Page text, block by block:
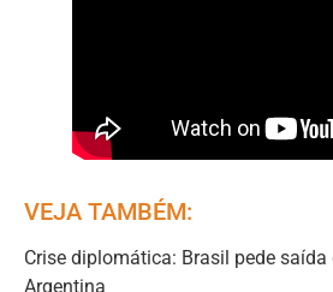
VEJA TAMBÉM:
Crise diplomática: Brasil pede
Argentina